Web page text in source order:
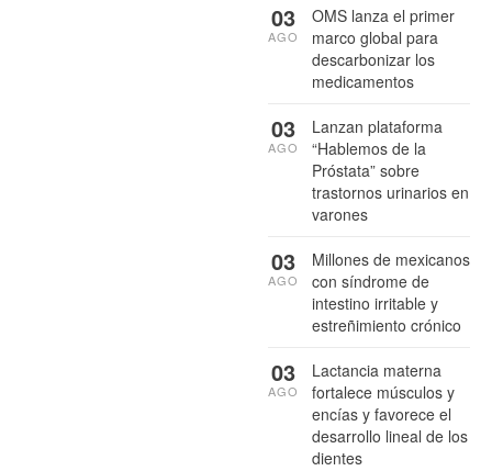
OMS lanza el primer
marco global para
descarbonizar los
medicamentos
03
AGO
Lanzan plataforma
“Hablemos de la
Próstata” sobre
trastornos urinarios en
varones
03
AGO
Millones de mexicanos
con síndrome de
intestino irritable y
estreñimiento crónico
03
AGO
Lactancia materna
fortalece músculos y
encías y favorece el
desarrollo lineal de los
dientes
03
AGO